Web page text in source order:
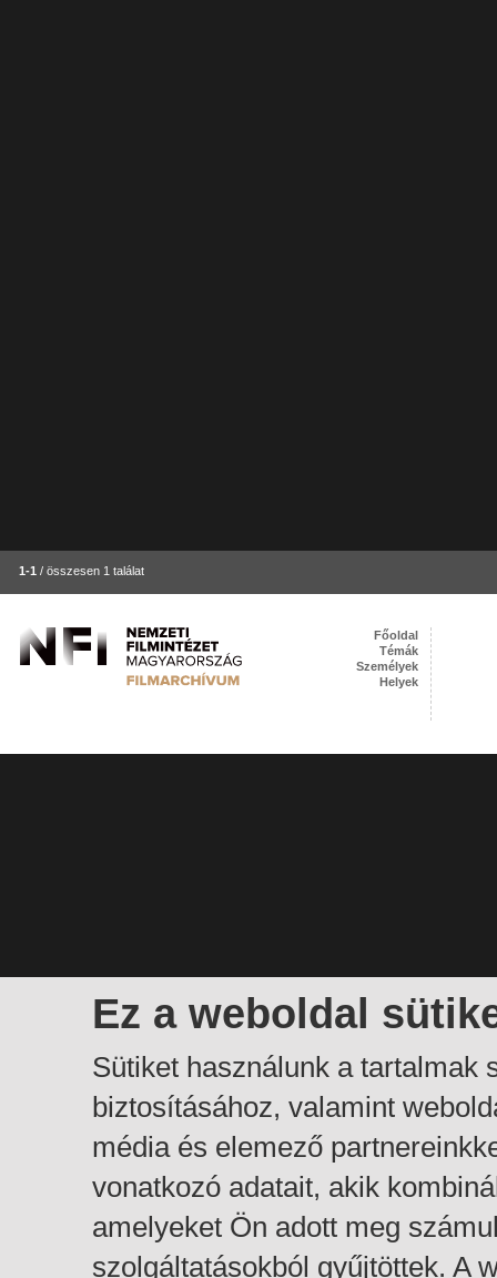
1-1 / összesen 1 találat
Ez a weboldal
Sütiket használunk a tartalmak
biztosításához, valamint
média és elemező
vonatkozó adatait, akik
amelyeket Ön adott meg
szolgáltatásokból gyűjtöttek. A
Főoldal
Témák
Személyek
Helyek